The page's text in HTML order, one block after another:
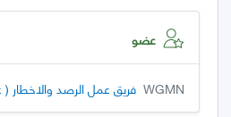
عضو
WGMN فريق عمل الرصد والاخطار